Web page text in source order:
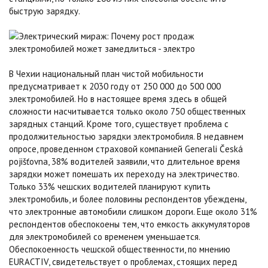
быструю зарядку.
В Чехии национальный план чистой мобильности
предусматривает к 2030 году от 250 000 до 500 000
электромобилей. Но в настоящее время здесь в общей
сложности насчитывается только около 750 общественных
зарядных станций. Кроме того, существует проблема с
продолжительностью зарядки электромобиля. В недавнем
опросе, проведенном страховой компанией Generali Česká
pojišťovna, 38% водителей заявили, что длительное время
зарядки может помешать их переходу на электричество.
Только 33% чешских водителей планируют купить
электромобиль, и более половины респондентов убеждены,
что электронные автомобили слишком дороги. Еще около 31%
респондентов обеспокоены тем, что емкость аккумуляторов
для электромобилей со временем уменьшается.
Обеспокоенность чешской общественности, по мнению
EURACTIV, свидетельствует о проблемах, стоящих перед